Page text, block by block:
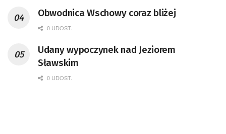
Obwodnica Wschowy coraz bliżej
0 UDOST.
Udany wypoczynek nad Jeziorem
Sławskim
0 UDOST.